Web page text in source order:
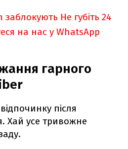
заблокують Не губіть 24
на нас у WhatsApp
гарного
після
Хай усе тривожне